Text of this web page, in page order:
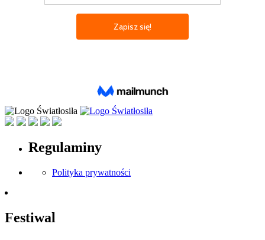
Regulaminy
Polityka prywatności
Festiwal